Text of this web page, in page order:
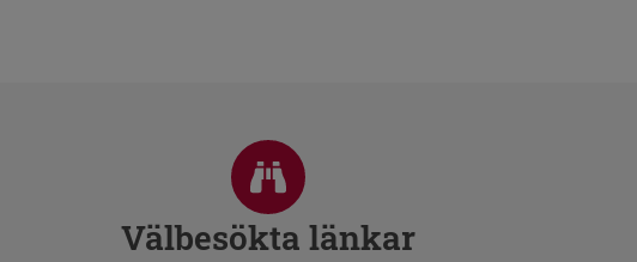
Välbesökta länkar